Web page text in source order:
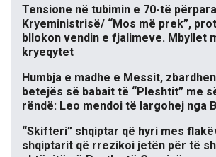
Tensione në tubimin e 70-të përpara
Kryeministrisë/ “Mos më prek”,
bllokon vendin e fjalimeve. Mbyllet
kryeqytet
Humbja e madhe e Messit,
betejës së babait të “Pleshtit” me
rëndë: Leo mendoi të largohej nga
“Skifteri” shqiptar që hyri mes
shqiptarit që rrezikoi jetën për të